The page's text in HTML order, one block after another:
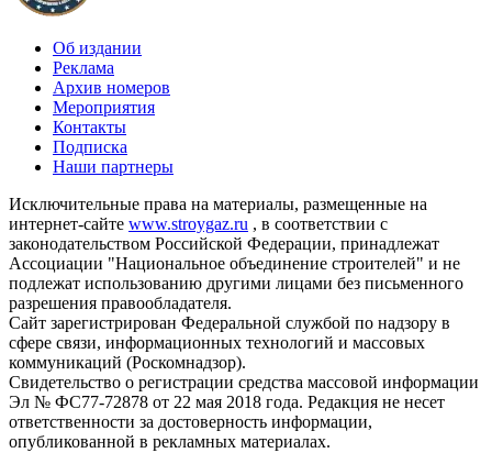
Об издании
Реклама
Архив номеров
Мероприятия
Контакты
Подписка
Наши партнеры
Исключительные права на материалы, размещенные на
интернет-сайте www.stroygaz.ru , в соответствии с
законодательством Российской Федерации, принадлежат
Ассоциации "Национальное объединение строителей" и не
подлежат использованию другими лицами без письменного
разрешения правообладателя.
Сайт зарегистрирован Федеральной службой по надзору в
сфере связи, информационных технологий и массовых
коммуникаций (Роскомнадзор).
Свидетельство о регистрации средства массовой информации
Эл № ФС77-72878 от 22 мая 2018 года. Редакция не несет
ответственности за достоверность информации,
опубликованной в рекламных материалах.